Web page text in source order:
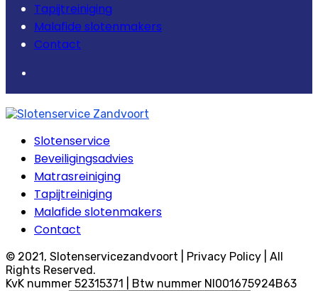
Tapijtreiniging
Malafide slotenmakers
Contact
Slotenservice
Beveiligingsadvies
Matrasreiniging
Tapijtreiniging
Malafide slotenmakers
Contact
© 2021, Slotenservicezandvoort | Privacy Policy | All
Rights Reserved.
KvK nummer 52315371 | Btw nummer Nl001675924B63